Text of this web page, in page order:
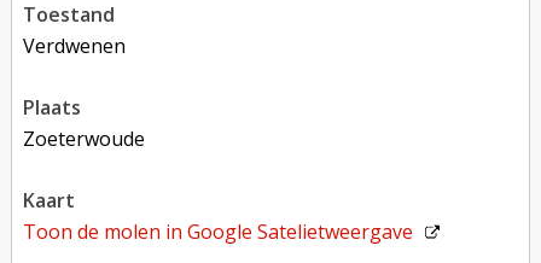
toestand
verdwenen
plaats
Zoeterwoude
kaart
Toon de molen inGoogle Satelietweergave